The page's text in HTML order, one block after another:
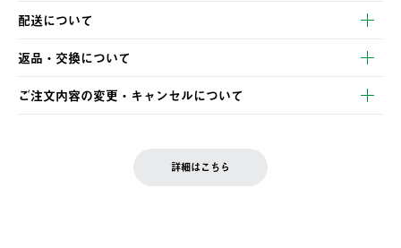
以下のいずれかの方法でお支払いいただけます。
・クレジットカード決済
・コンビニ決済
・Pay-easy決済
配送について
【発送スケジュール】
ご注文・ご入金完了より2営業日以内に商品を発送いたします。
土日祝の発送はございませんので、木曜日以降のご注文は週明け
の発送となる場合がございます。
返品・交換について
※お客様都合の場合
お客様都合の返品にかかる送料は、お客様ご負担とさせていただ
ご注文内容の変更・キャンセルについて
LOGOS FAMILY会員の方は、会員マイページ内 購入履歴画面に
詳細はこちら